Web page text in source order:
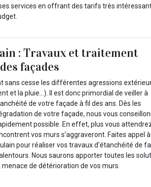
services en offrant des tarifs très
: Travaux et traitement
façades
sans cesse les différentes agressions
et la pluie…). Il est donc primordial de veiller à
de votre façade à fil des ans. Dès les
de votre façade, nous vous
possible. En effet, plus vous
vos murs s’aggraveront. Faites appel
pour réaliser vos travaux d'étanchéité de
Nous saurons apporter toutes les
de détérioration de vos murs.